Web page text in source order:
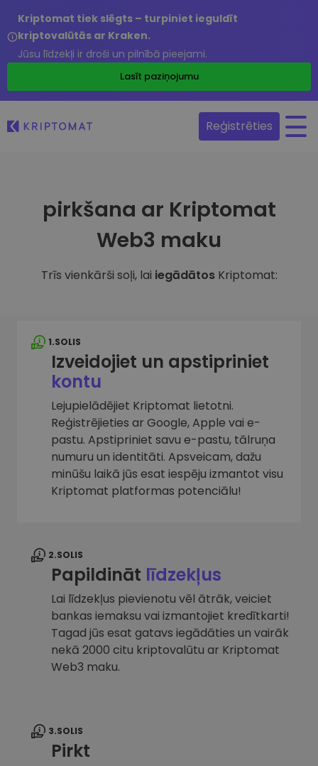
Kriptomat tiek slēgts – turpiniet ieguldīt
kriptovalūtās ar Kraken.
Jūsu līdzekļi ir droši un pilnībā pieejami.
Lasīt paziņojumu
Reģistrēties
pirkšana ar Kriptomat
Web3 maku
Trīs vienkārši soļi, lai iegādātos Kriptomat:
1.SOLIS
Izveidojiet un apstipriniet
kontu
Lejupielādējiet Kriptomat lietotni.
Reģistrējieties ar Google, Apple vai e-
pastu. Apstipriniet savu e-pastu, tālruņa
numuru un identitāti. Apsveicam, dažu
minūšu laikā jūs esat iespēju izmantot visu
Kriptomat platformas potenciālu!
2.SOLIS
Papildināt līdzekļus
Lai līdzekļus pievienotu vēl ātrāk, veiciet
bankas iemaksu vai izmantojiet kredītkarti!
Tagad jūs esat gatavs iegādāties un vairāk
nekā 2000 citu kriptovalūtu ar Kriptomat
Web3 maku.
3.SOLIS
Pirkt